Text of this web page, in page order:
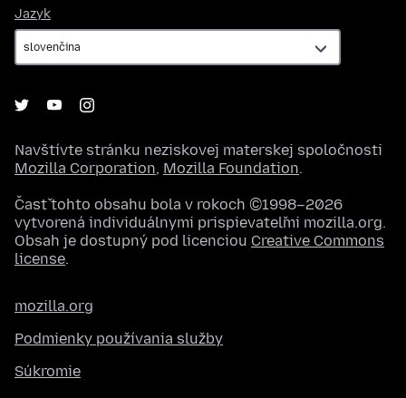
Jazyk
Navštívte stránku neziskovej materskej spoločnosti
Mozilla Corporation, Mozilla Foundation.
Časť tohto obsahu bola v rokoch ©1998–2026
vytvorená individuálnymi prispievateľmi mozilla.org.
Obsah je dostupný pod licenciou Creative Commons
license.
mozilla.org
Podmienky používania služby
Súkromie